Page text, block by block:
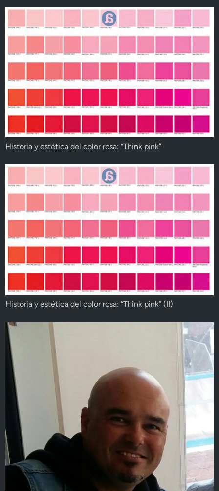
Historia y estética del color rosa: “Think pink”
Historia y estética del color rosa: “Think pink” (II)